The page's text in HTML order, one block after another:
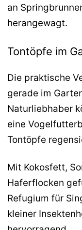
an
herangewagt.
Tontöpfe im
Die praktische
gerade im
Naturliebhaber
eine
Tontöpfe
Mit Kokosfett,
Haferflocken
Refugium für
kleiner